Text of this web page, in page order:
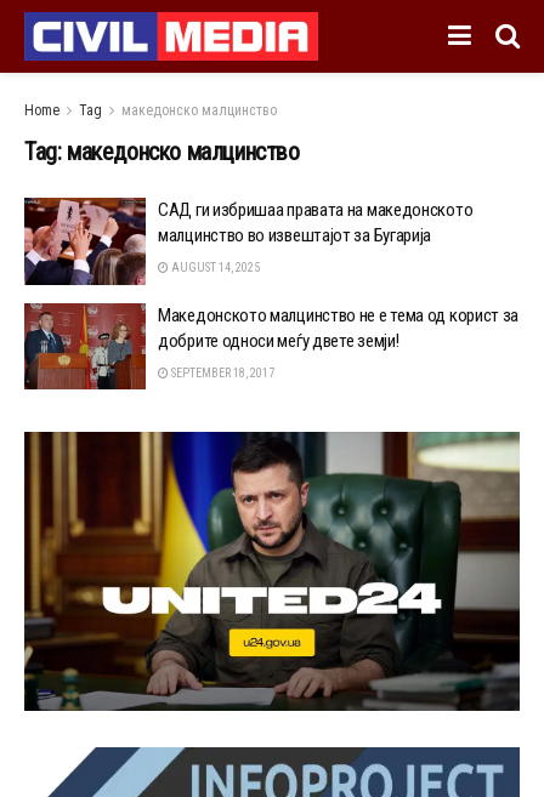
Home Tag македонско малцинство
Tag: македонско малцинство
САД ги избришаа правата на македонското
малцинство во извештајот за Бугарија
AUGUST 14, 2025
Македонското малцинство не е тема од корист за
добрите односи меѓу двете земји!
SEPTEMBER 18, 2017